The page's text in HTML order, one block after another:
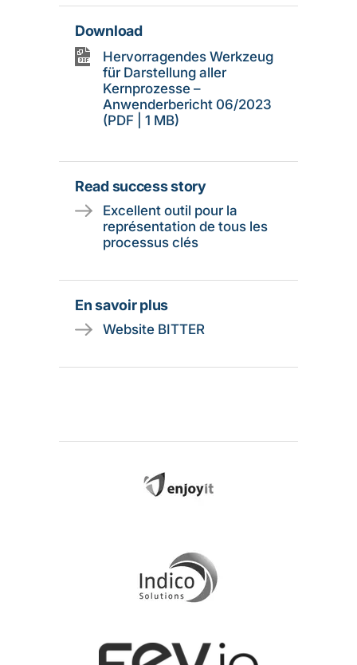
Download
Hervorragendes Werkzeug
für Darstellung aller
Kernprozesse –
Anwenderbericht 06/2023
(PDF | 1 MB)
Read success story
Excellent outil pour la
représentation de tous les
processus clés
En savoir plus
Website BITTER